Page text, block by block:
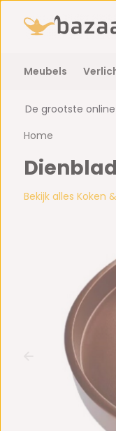
Meubels
De grootste
Home
Bekijk alles Koken